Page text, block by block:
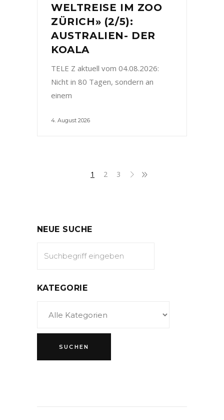
WELTREISE IM ZOO
ZÜRICH» (2/5):
AUSTRALIEN- DER
KOALA
TELE Z aktuell vom 04.08.2026:
Nicht in 80 Tagen, sondern an
einem
4. August 2026
1 2 3
NEUE SUCHE
KATEGORIE